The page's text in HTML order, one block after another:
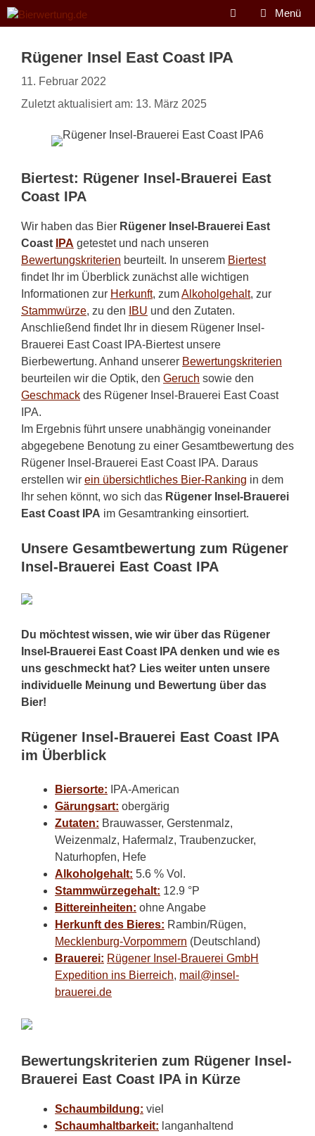
Zum
Inhalt
Menü
Rügener Insel East Coast IPA
11. Februar 2022
Zuletzt aktualisiert am: 13. März 2025
Biertest: Rügener Insel-Brauerei East
Coast IPA
Wir haben das Bier Rügener Insel-Brauerei East
Coast
IPA getestet und nach unseren
Bewertungskriterien beurteilt. In unserem Biertest
findet Ihr im Überblick zunächst alle wichtigen
Informationen zur Herkunft, zumAlkoholgehalt, zur
Stammwürze, zu den IBU und den Zutaten.
Anschließend findet Ihr in diesem Rügener Insel-
Brauerei East Coast IPA-Biertest unsere
Bierbewertung. Anhand unserer Bewertungskriterien
beurteilen wir die Optik, den Geruch sowie den
Geschmack des Rügener Insel-Brauerei East Coast
IPA.
Im Ergebnis führt unsere unabhängig voneinander
abgegebene Benotung zu einer Gesamtbewertung des
Rügener Insel-Brauerei East Coast IPA. Daraus
erstellen wir ein übersichtliches Bier-Ranking in dem
Ihr sehen könnt, wo sich das Rügener Insel-Brauerei
East Coast IPA im Gesamtranking einsortiert.
Unsere Gesamtbewertung zum Rügener
Insel-Brauerei East Coast IPA
Du möchtest wissen, wie wir über das Rügener
Insel-Brauerei East Coast IPA denken und wie es
uns geschmeckt hat? Lies weiter unten unsere
individuelle Meinung und Bewertung über das
Bier!
Rügener Insel-Brauerei East Coast IPA
im Überblick
Biersorte: IPA-American
Gärungsart: obergärig
Zutaten: Brauwasser, Gerstenmalz,
Weizenmalz, Hafermalz, Traubenzucker,
Naturhopfen, Hefe
Alkoholgehalt: 5.6 % Vol.
Stammwürzegehalt: 12.9 °P
Bittereinheiten: ohne Angabe
Herkunft des Bieres: Rambin/Rügen,
Mecklenburg-Vorpommern (Deutschland)
Brauerei: Rügener Insel-Brauerei GmbH
Expedition ins Bierreich, mail@insel-
brauerei.de
Bewertungskriterien zum Rügener Insel-
Brauerei East Coast IPA in Kürze
Schaumbildung: viel
Schaumhaltbarkeit: langanhaltend